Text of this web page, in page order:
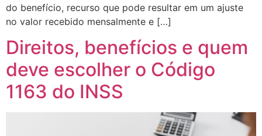
do benefício, recurso que pode resultar em um ajuste
no valor recebido mensalmente e […]
Direitos, benefícios e quem
deve escolher o Código
1163 do INSS